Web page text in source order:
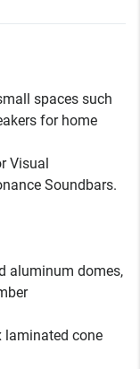
spaces such
for home
Visual
Soundbars.
aluminum domes,
laminated cone